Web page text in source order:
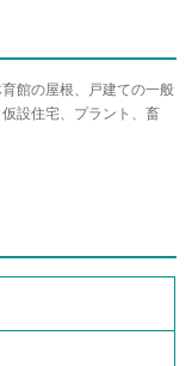
館の屋根、戸建ての一般
設住宅、プラント、畜